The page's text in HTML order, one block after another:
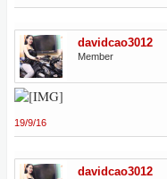
davidcao3012
Member
19/9/16
davidcao3012